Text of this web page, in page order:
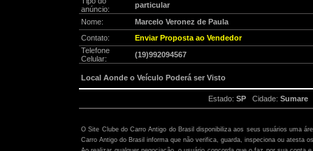
anúncio:
particular
Nome:
Marcelo Veronez de Paula
Contato:
Enviar Proposta ao Vendedor
Telefone
Celular:
(19)992094567
Local Aonde o Veículo Poderá ser Visto
Estado: SP Cidade: Sumare
O Site Clube do Carro Antigo do Brasil disponibiliza aos seus usuários uma
Carro Antigo do Brasil informa que não verifica, guarda, inspeciona ou atesta